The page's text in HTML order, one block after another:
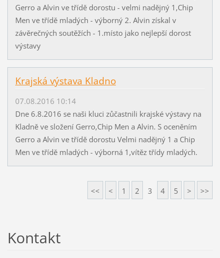
Gerro a Alvin ve třídě dorostu - velmi nadějný 1,Chip
Men ve třídě mladých - výborný 2. Alvin získal v
závěrečných soutěžích - 1.místo jako nejlepší dorost
výstavy
Krajská výstava Kladno
07.08.2016 10:14
Dne 6.8.2016 se naši kluci zůčastnili krajské výstavy na
Kladně ve složení Gerro,Chip Men a Alvin. S oceněním
Gerro a Alvin ve třídě dorostu Velmi nadějný 1 a Chip
Men ve třídě mladých - výborná 1,vítěz třídy mladých.
<< < 1 2 3 4 5 > >>
Kontakt